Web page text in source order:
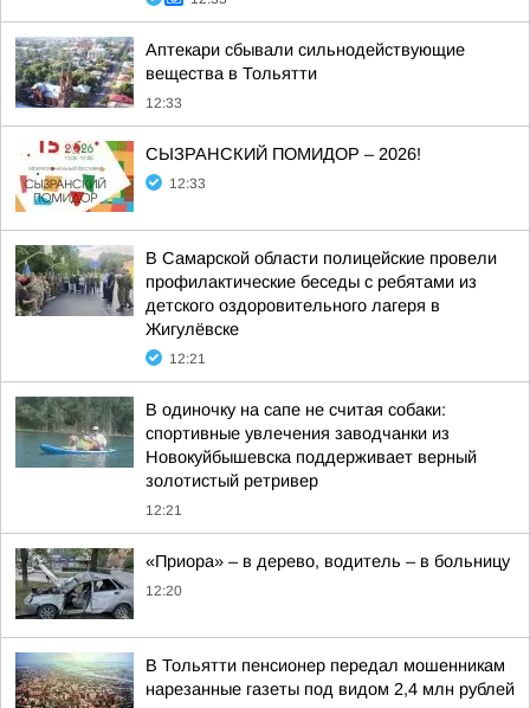
Аптекари сбывали сильнодействующие
вещества в Тольятти
12:33
СЫЗРАНСКИЙ ПОМИДОР – 2026!
12:33
В Самарской области полицейские провели
профилактические беседы с ребятами из
детского оздоровительного лагеря в
Жигулёвске
12:21
В одиночку на сапе не считая собаки:
спортивные увлечения заводчанки из
Новокуйбышевска поддерживает верный
золотистый ретривер
12:21
«Приора» – в дерево, водитель – в больницу
12:20
В Тольятти пенсионер передал мошенникам
нарезанные газеты под видом 2,4 млн рублей